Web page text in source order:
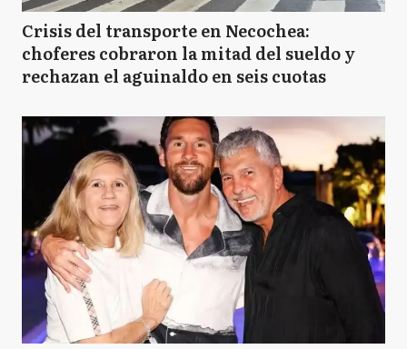
Crisis del transporte en Necochea:
choferes cobraron la mitad del sueldo y
rechazan el aguinaldo en seis cuotas